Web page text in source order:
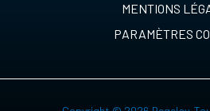
MENTIONS
PARAMÈTRES